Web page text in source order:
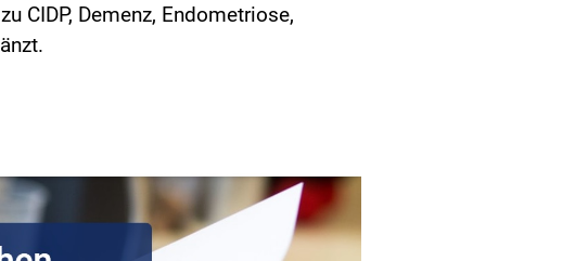
CIDP, Demenz, Endometriose,